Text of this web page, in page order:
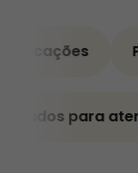
Proteção